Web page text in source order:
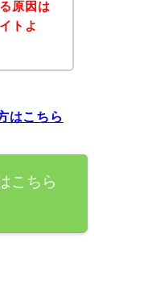
原因は
トよ
はこちら
こちら